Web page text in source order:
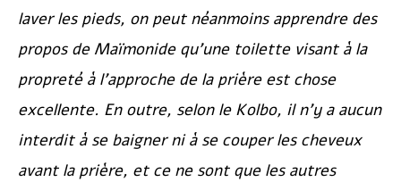
laver les pieds, on peut néanmoins apprendre des
propos de Maïmonide qu’une toilette visant à la
propreté à l’approche de la prière est chose
excellente. En outre, selon le Kolbo, il n’y a aucun
interdit à se baigner ni à se couper les cheveux
avant la prière, et ce ne sont que les autres